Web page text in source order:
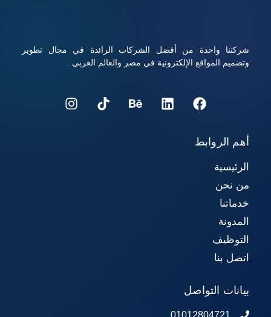
شركتنا واحدة من أفضل الشركات الرائدة في مجال تطوير
وتصميم المواقع الإلكترونية في مصر والعالم العربي .
أهم الروابط
الرئيسية
من نحن
خدماتنا
المدونة
التوظيف
اتصل بنا
بيانات التواصل
01012804721